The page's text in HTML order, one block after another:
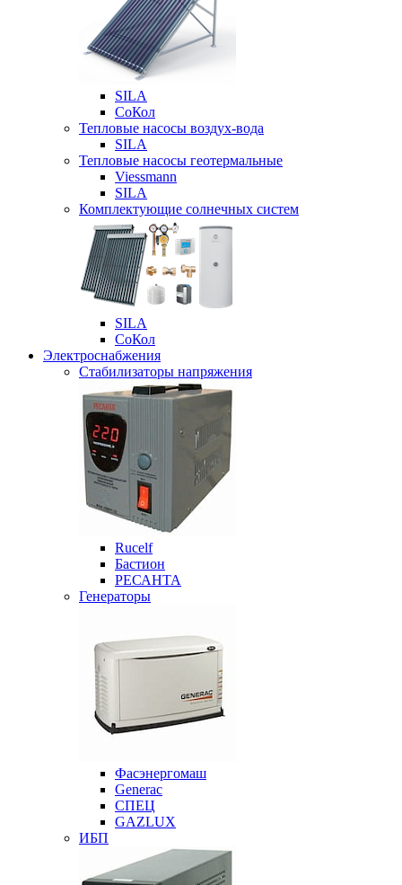
SILA
СоКол
Тепловые насосы воздух-вода
SILA
Тепловые насосы геотермальные
Viessmann
SILA
Комплектующие солнечных систем
SILA
СоКол
Электроснабжения
Стабилизаторы напряжения
Rucelf
Бастион
РЕСАНТА
Генераторы
Фасэнергомаш
Generac
СПЕЦ
GAZLUX
ИБП